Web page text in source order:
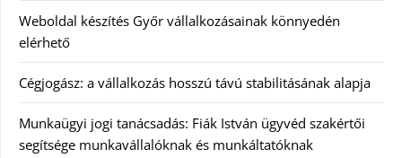
Weboldal készítés Győr vállalkozásainak könnyedén
elérhető
Cégjogász: a vállalkozás hosszú távú stabilitásának alapja
Munkaügyi jogi tanácsadás: Fiák István ügyvéd szakértői
segítsége munkavállalóknak és munkáltatóknak